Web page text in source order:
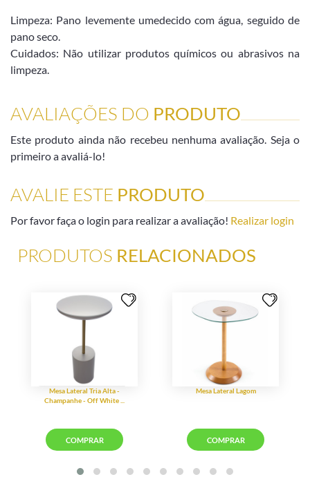
Limpeza: Pano levemente umedecido com água, seguido de
pano seco.
Cuidados: Não utilizar produtos químicos ou abrasivos na
limpeza.
AVALIAÇÕES DO PRODUTO
Este produto ainda não recebeu nenhuma avaliação. Seja o
primeiro a avaliá-lo!
AVALIE ESTE PRODUTO
Por favor faça o login para realizar a avaliação! Realizar login
PRODUTOS RELACIONADOS